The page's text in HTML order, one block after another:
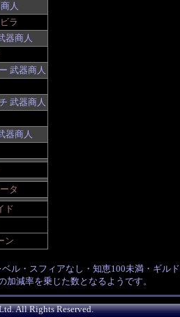
人
ラ
器商人
武器商人
武器商人
器商人
タ
ド
ン
・スフィアなし・知恵100未満・ギルド
減率を乗じた数となるようです。
All Rights Reserved.